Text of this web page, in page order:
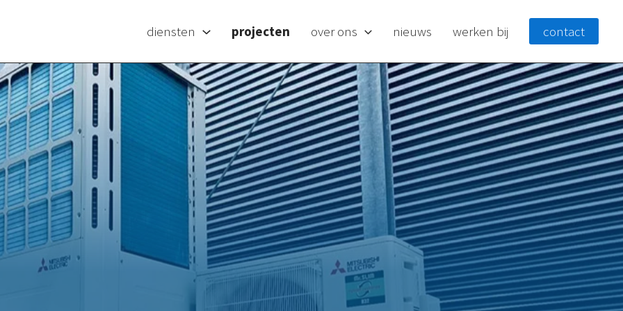
diensten projecten over ons nieuws werken bij contact